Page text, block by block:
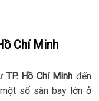
Chí Minh
TP. Hồ Chí Minh đến
số sân bay lớn ở